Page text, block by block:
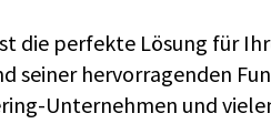
die perfekte Lösung für
seiner hervorragenden
Unternehmen und